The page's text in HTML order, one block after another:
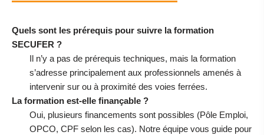
Quels sont les prérequis pour suivre la formation
SECUFER ?
Il n’y a pas de prérequis techniques, mais la formation
s’adresse principalement aux professionnels amenés à
intervenir sur ou à proximité des voies ferrées.
La formation est-elle finançable ?
Oui, plusieurs financements sont possibles (Pôle Emploi,
OPCO, CPF selon les cas). Notre équipe vous guide pour